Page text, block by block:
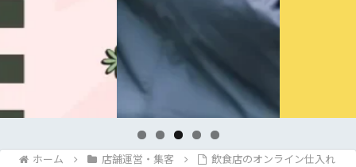
ホーム 店舗運営・集客
飲食店のオンライン仕入れ